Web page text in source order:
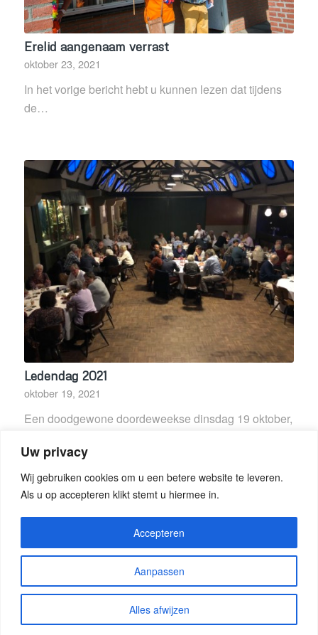
Uw privacy
Wij gebruiken cookies om u een betere website te leveren.
Als u op accepteren klikt stemt u hiermee in.
Aanpassen
Alles afwijzen
Accepteren
Erelid aangenaam verrast
oktober 23, 2021
In het vorige bericht hebt u kunnen lezen dat tijdens
de…
Ledendag 2021
oktober 19, 2021
Een doodgewone doordeweekse dinsdag 19 oktober,
« ‹ 2 3 5 6